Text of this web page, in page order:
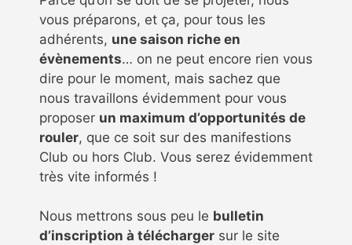
vous préparons, et ça, pour tous les
adhérents, une saison riche en
évènements… on ne peut encore rien vous
dire pour le moment, mais sachez que
nous travaillons évidemment pour vous
proposer un maximum d’opportunités de
rouler, que ce soit sur des manifestions
Club ou hors Club. Vous serez évidemment
très vite informés !
Nous mettrons sous peu le bulletin
d’inscription à télécharger sur le site